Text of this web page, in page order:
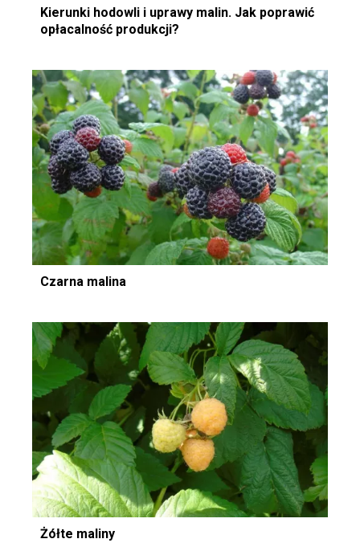
Kierunki hodowli i uprawy malin. Jak poprawić
opłacalność produkcji?
Czarna malina
Żółte maliny